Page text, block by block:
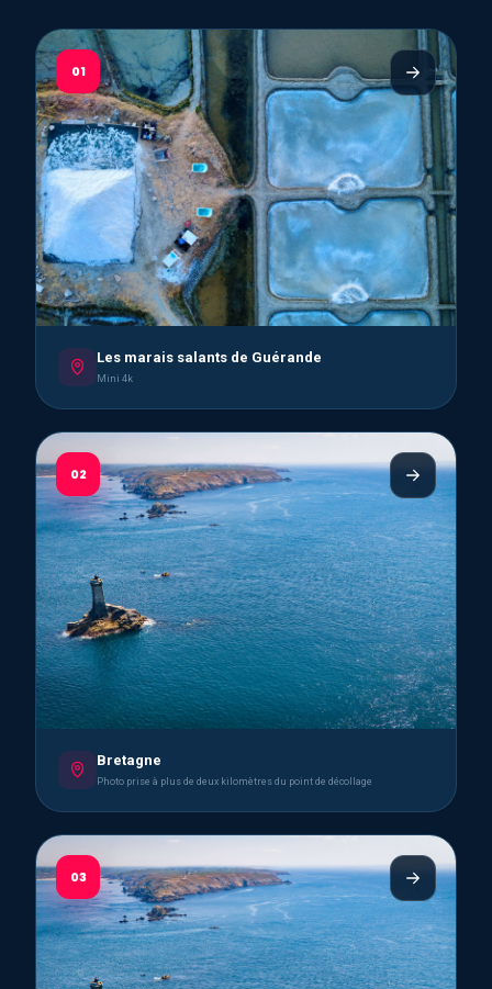
01
Les marais salants de Guérande
Mini 4k
02
Bretagne
Photo prise à plus de deux kilomètres du point de décollage
03